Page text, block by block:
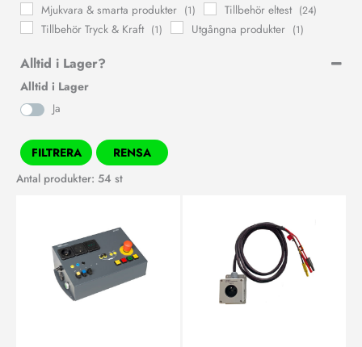
Mjukvara & smarta produkter (1) Tillbehör eltest (24)
Tillbehör Tryck & Kraft (1) Utgångna produkter (1)
Alltid i Lager?
Alltid i Lager
Ja
FILTRERA
RENSA
Antal produkter: 54 st